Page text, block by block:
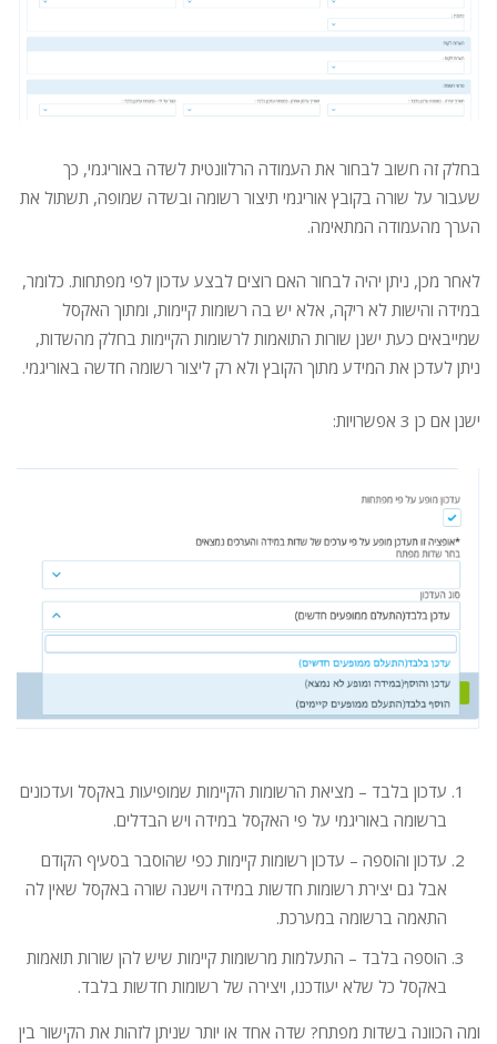
בחלק זה חשוב לבחור את העמודה הרלוונטית לשדה באוריגמי, כך
שעבור על שורה בקובץ אוריגמי תיצור רשומה ובשדה שמופה, תשתול את
הערך מהעמודה המתאימה.
לאחר מכן, ניתן יהיה לבחור האם רוצים לבצע עדכון לפי מפתחות. כלומר,
במידה והישות לא ריקה, אלא יש בה רשומות קיימות, ומתוך האקסל
שמייבאים כעת ישנן שורות התואמות לרשומות הקיימות בחלק מהשדות,
ניתן לעדכן את המידע מתוך הקובץ ולא רק ליצור רשומה חדשה באוריגמי.
ישנן אם כן 3 אפשרויות:
עדכון בלבד – מציאת הרשומות הקיימות שמופיעות באקסל ועדכונים
ברשומה באוריגמי על פי האקסל במידה ויש הבדלים.
עדכון והוספה – עדכון רשומות קיימות כפי שהוסבר בסעיף הקודם
אבל גם יצירת רשומות חדשות במידה וישנה שורה באקסל שאין לה
התאמה ברשומה במערכת.
הוספה בלבד – התעלמות מרשומות קיימות שיש להן שורות תואמות
באקסל כל שלא יעודכנו, ויצירה של רשומות חדשות בלבד.
ומה הכוונה בשדות מפתח? שדה אחד או יותר שניתן לזהות את הקישור בין